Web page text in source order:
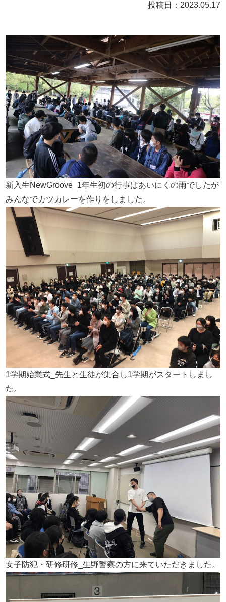
投稿日：2023.05.17
新入生NewGroove_1年生初の行事はあいにくの雨でしたが
みんなでカツカレーを作りをしました。
1学期始業式_先生と生徒が集合し1学期がスタートしまし
た。
女子防犯・研修研修_生野警察の方に来ていただきました。